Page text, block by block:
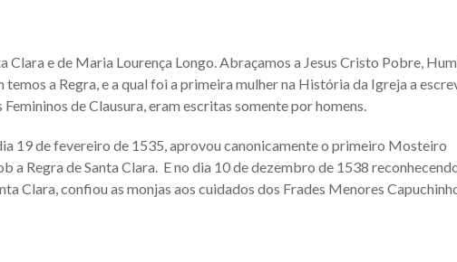
Clara e de Maria Lourença Longo. Abraçamos a Jesus Cristo Pobre,
a Regra, e a qual foi a primeira mulher na História da Igreja a
de Clausura, eram escritas somente por homens.
19 de fevereiro de 1535, aprovou canonicamente o primeiro Mosteiro
a Regra de Santa Clara. E no dia 10 de dezembro de 1538
Clara, confiou as monjas aos cuidados dos Frades Menores